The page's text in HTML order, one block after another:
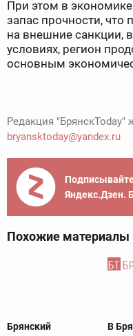
При этом в
запас прочности, что
на внешние санкции,
условиях, регион
основным
Редакция "БрянскToday"
bryansktoday@yandex.ru
Яндекс.Дзен.
Похожие материалы
Брянский
В